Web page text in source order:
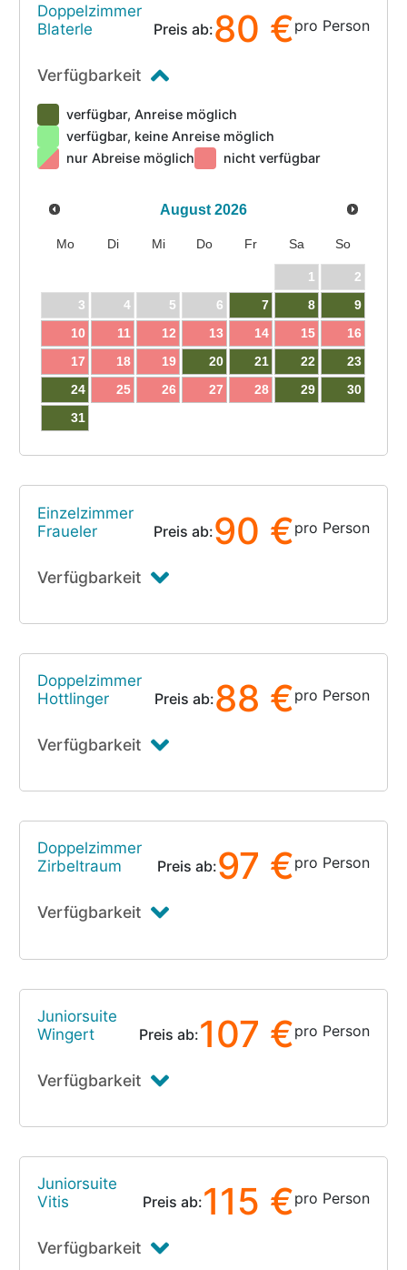
Doppelzimmer
Blaterle
Preis ab:80 €pro Person
Verfügbarkeit
verfügbar, Anreise möglich
verfügbar, keine Anreise möglich
nur Abreise möglich
nicht verfügbar
August 2026
Mo Di Mi Do Fr Sa So
1
2
3
4 5 6 7 8
9
10
11 12 13 14 15
16
17
18 19 20 21 22
23
24
25 26 27 28 29
30
31
Einzelzimmer
Fraueler
Preis ab:90 €pro Person
Verfügbarkeit
Doppelzimmer
Hottlinger
Preis ab:88 €pro Person
Verfügbarkeit
Doppelzimmer
Zirbeltraum
Preis ab:97 €pro Person
Verfügbarkeit
Juniorsuite
Wingert
Preis ab:107 €pro Person
Verfügbarkeit
Juniorsuite
Vitis
Preis ab:115 €pro Person
Verfügbarkeit